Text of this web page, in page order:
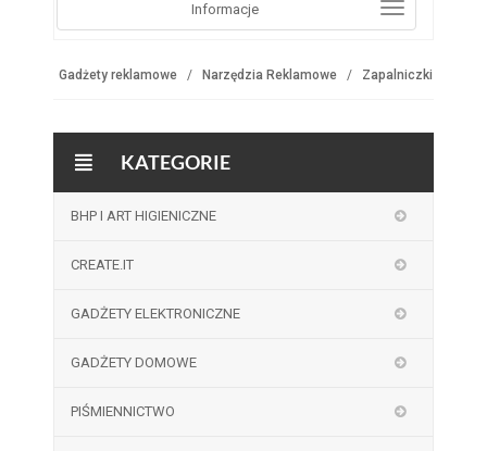
Informacje
Gadżety reklamowe Narzędzia Reklamowe Zapalniczki
KATEGORIE
BHP I ART HIGIENICZNE
CREATE.IT
GADŻETY ELEKTRONICZNE
GADŻETY DOMOWE
PIŚMIENNICTWO